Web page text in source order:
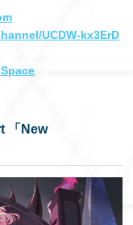
UCDW-kx3ErD
「New